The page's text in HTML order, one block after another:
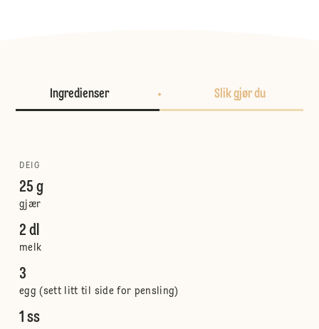
Ingredienser Slik gjør du
DEIG
25 g
gjær
2 dl
melk
3
egg (sett litt til side for pensling)
1 ss